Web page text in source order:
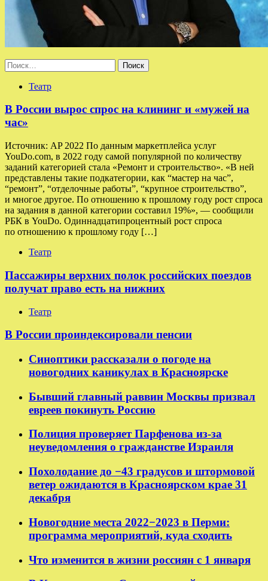
Найти:
Театр
В России вырос спрос на клининг и «мужей на
час»
Источник: AP 2022 По данным маркетплейса услуг
YouDo.com, в 2022 году самой популярной по количеству
заданий категорией стала «Ремонт и строительство». «В ней
представлены такие подкатегории, как “мастер на час”,
“ремонт”, “отделочные работы”, “крупное строительство”,
и многое другое. По отношению к прошлому году рост спроса
на задания в данной категории составил 19%», — сообщили
РБК в YouDo. Одиннадцатипроцентный рост спроса
по отношению к прошлому году […]
Театр
Пассажиры верхних полок российских поездов
получат право есть на нижних
Театр
В России проиндексировали пенсии
Синоптики рассказали о погоде на
новогодних каникулах в Красноярске
Бывший главный раввин Москвы призвал
евреев покинуть Россию
Полиция проверяет Парфенова из-за
неуведомления о гражданстве Израиля
Похолодание до −43 градусов и штормовой
ветер ожидаются в Красноярском крае 31
декабря
Новогодние места 2022−2023 в Перми:
программа мероприятий, куда сходить
Что изменится в жизни россиян с 1 января